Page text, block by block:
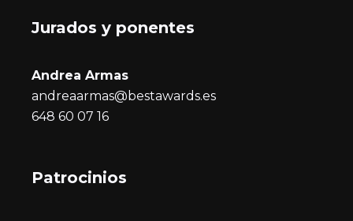
Jurados y ponentes
Andrea Armas
andreaarmas@bestawards.es
648 60 07 16
Patrocinios